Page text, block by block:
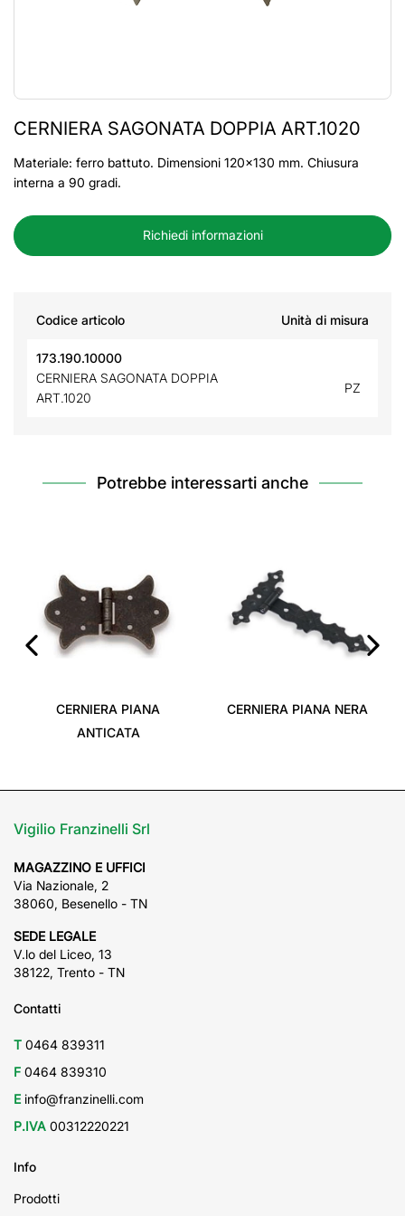
CERNIERA SAGONATA DOPPIA ART.1020
Materiale: ferro battuto. Dimensioni 120x130 mm. Chiusura
interna a 90 gradi.
Richiedi informazioni
Codice articolo Unità di misura
173.190.10000
CERNIERA SAGONATA DOPPIA
ART.1020
PZ
Potrebbe interessarti anche
CERNIERA PIANA
ANTICATA
CERNIERA PIANA NERA
Vigilio Franzinelli Srl
MAGAZZINO E UFFICI
Via Nazionale, 2
38060, Besenello - TN
SEDE LEGALE
V.lo del Liceo, 13
38122, Trento - TN
Contatti
T 0464 839311
F 0464 839310
E info@franzinelli.com
P.IVA 00312220221
Info
Prodotti